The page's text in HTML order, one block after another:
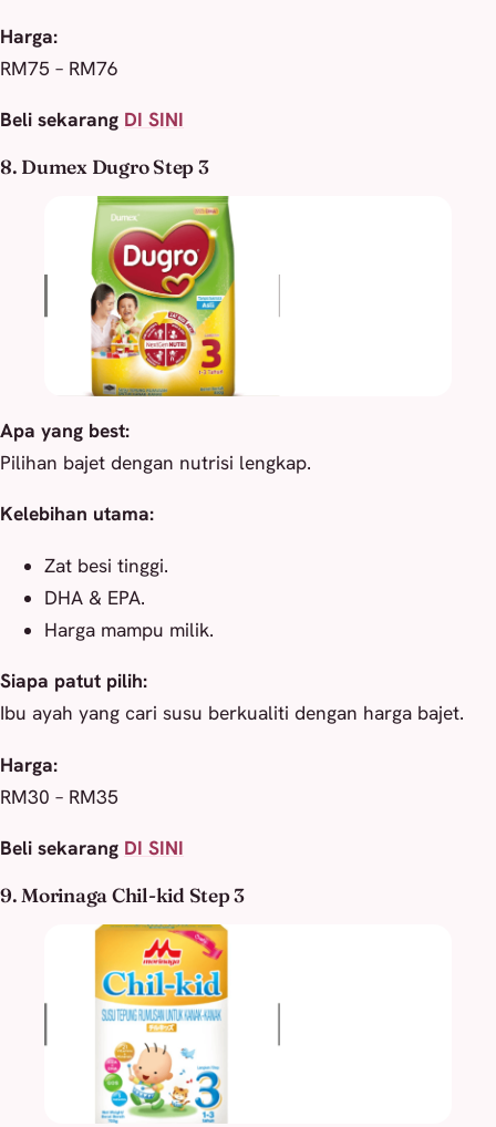
Harga:
RM75 – RM76
Beli sekarang DI SINI
8. Dumex Dugro Step 3
Apa yang best:
Pilihan bajet dengan nutrisi lengkap.
Kelebihan utama:
Zat besi tinggi.
DHA & EPA.
Harga mampu milik.
Siapa patut pilih:
Ibu ayah yang cari susu berkualiti dengan harga bajet.
Harga:
RM30 – RM35
Beli sekarang DI SINI
9. Morinaga Chil-kid Step 3